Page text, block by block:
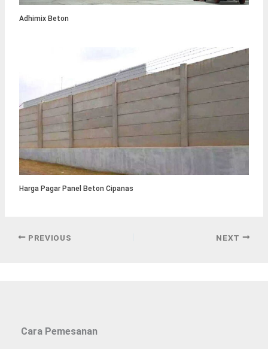
Adhimix Beton
Harga Pagar Panel Beton Cipanas
PREVIOUS NEXT
Cara Pemesanan